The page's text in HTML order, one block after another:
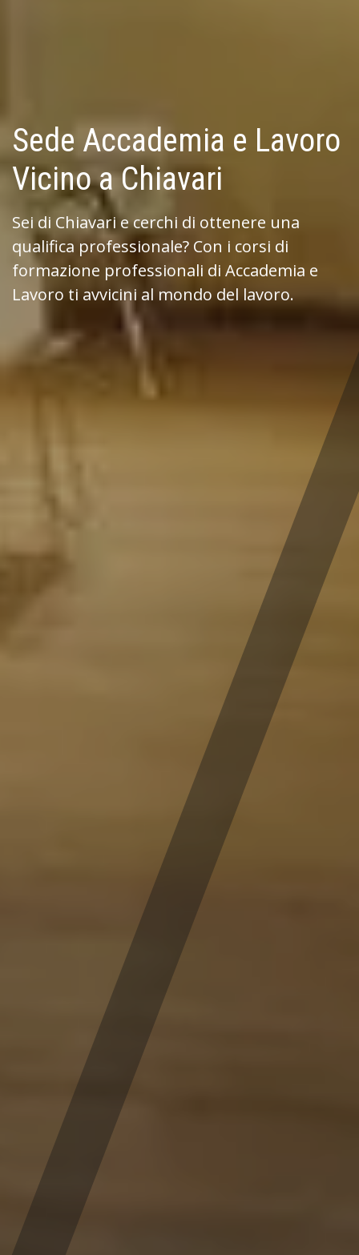
Sede Accademia e Lavoro
Vicino a Chiavari
Sei di Chiavari e cerchi di ottenere una
qualifica professionale? Con i corsi di
formazione professionali di Accademia e
Lavoro ti avvicini al mondo del lavoro.